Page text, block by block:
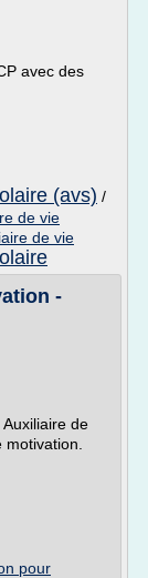
avec des
(avs) /
de vie
de vie
-
de
pour